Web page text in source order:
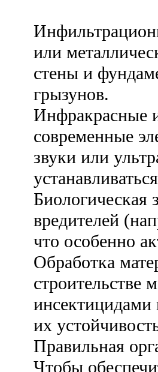
или
стены и
грызунов.
Инфракрасные
современные
звуки или
Биологическая
вредителей
что особенно
Обработка
строительстве
их
Правильная
Чтобы